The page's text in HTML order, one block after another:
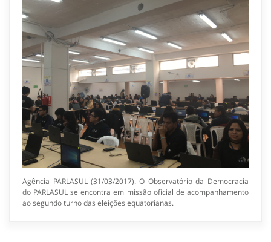
Agência PARLASUL (31/03/2017). O Observatório da Democracia
do PARLASUL se encontra em missão oficial de acompanhamento
ao segundo turno das eleições equatorianas.